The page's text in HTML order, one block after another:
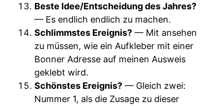
Beste Idee/Entscheidung des Jahres?
— Es endlich endlich zu machen.
Schlimmstes Ereignis? — Mit ansehen
zu müssen, wie ein Aufkleber mit einer
Bonner Adresse auf meinen Ausweis
geklebt wird.
Schönstes Ereignis? — Gleich zwei:
Nummer 1, als die Zusage zu dieser